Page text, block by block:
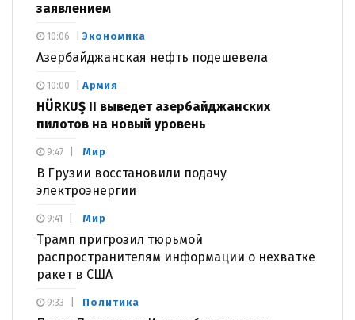
заявлением
Экономика
Азербайджанская нефть подешевела
10:06
Армия
HÜRKUŞ II выведет азербайджанских
пилотов на новый уровень
10:00
Мир
В Грузии восстановили подачу
электроэнергии
9:47
Мир
Трамп пригрозил тюрьмой
распространителям информации о нехватке
ракет в США
9:41
Политика
9:33